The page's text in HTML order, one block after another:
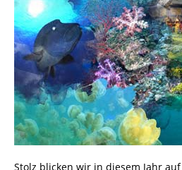
Stolz blicken wir in diesem Jahr auf